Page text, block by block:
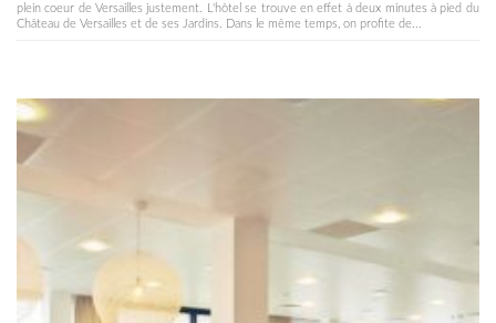
plein coeur de Versailles justement. L'hôtel se trouve en effet à deux minutes à pied du
Château de Versailles et de ses Jardins. Dans le même temps, on profite de...